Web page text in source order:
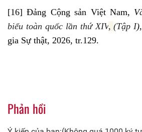
[16] Đảng Cộng sản Việt Nam, V
biểu toàn quốc lần thứ XIV, (Tập I)
gia Sự thật, 2026, tr.129.
Phản hồi